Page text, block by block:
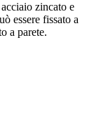
zincato e
essere fissato a
a parete.